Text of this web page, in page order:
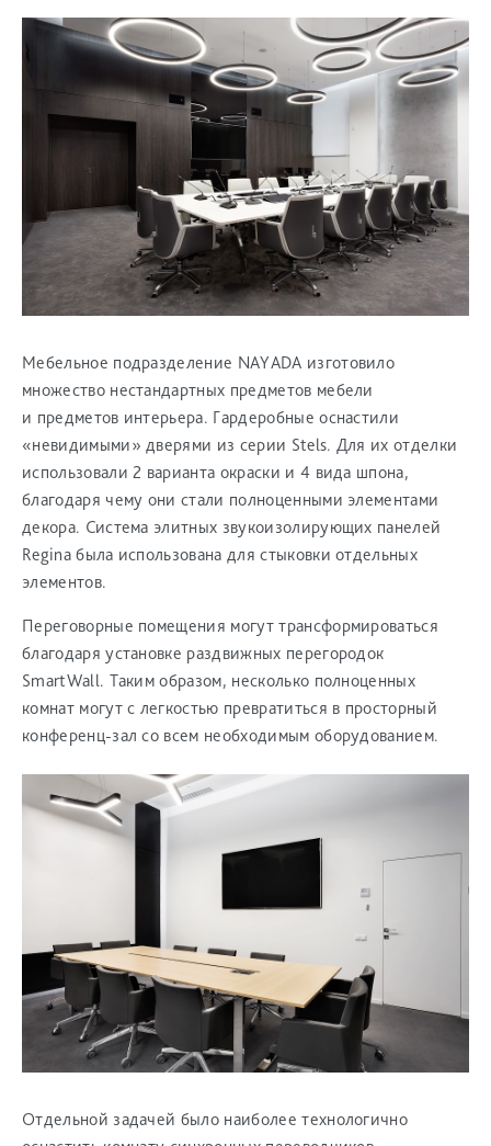
Мебельное подразделение NAYADA изготовило
множество нестандартных предметов мебели
и предметов интерьера. Гардеробные оснастили
«невидимыми» дверями из серии Stels. Для их отделки
использовали 2 варианта окраски и 4 вида шпона,
благодаря чему они стали полноценными элементами
декора. Система элитных звукоизолирующих панелей
Regina была использована для стыковки отдельных
элементов.
Переговорные помещения могут трансформироваться
благодаря установке раздвижных перегородок
SmartWall. Таким образом, несколько полноценных
комнат могут с легкостью превратиться в просторный
конференц-зал со всем необходимым оборудованием.
Отдельной задачей было наиболее технологично